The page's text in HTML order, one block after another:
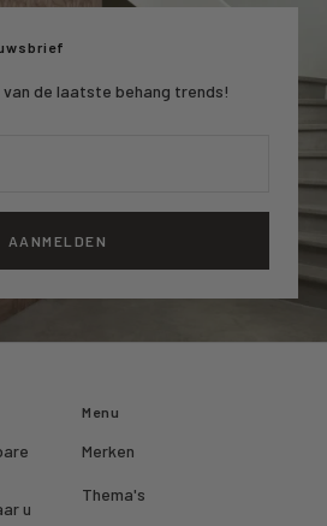
1
2 3
de laatste behang trends!
AANMELDEN
u
Menu
Merken
Thema's